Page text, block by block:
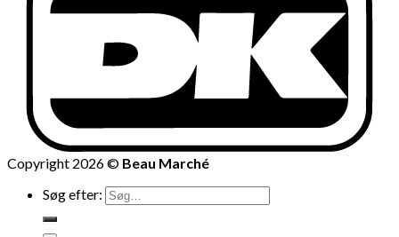
Copyright 2026 © Beau Marché
Søg efter: